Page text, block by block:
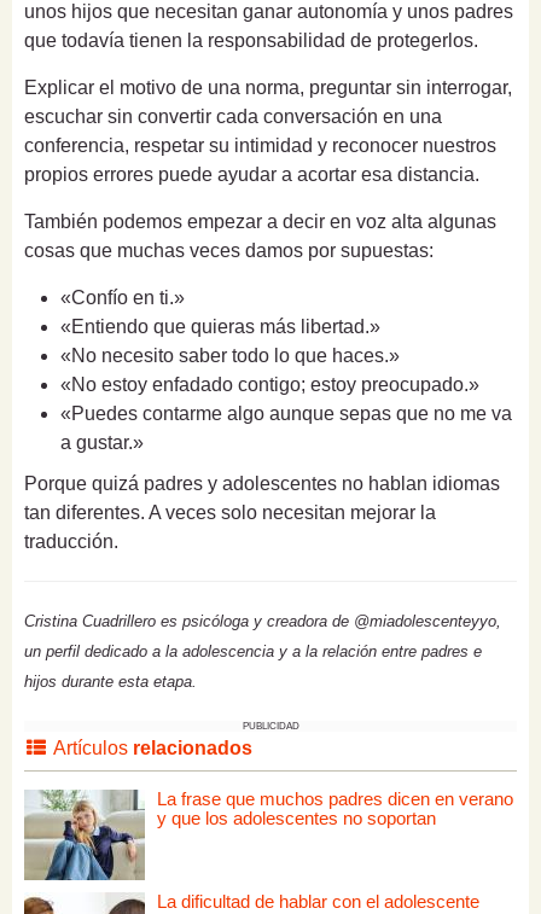
unos hijos que necesitan ganar autonomía y unos padres
que todavía tienen la responsabilidad de protegerlos.
Explicar el motivo de una norma, preguntar sin interrogar,
escuchar sin convertir cada conversación en una
conferencia, respetar su intimidad y reconocer nuestros
propios errores puede ayudar a acortar esa distancia.
También podemos empezar a decir en voz alta algunas
cosas que muchas veces damos por supuestas:
«Confío en ti.»
«Entiendo que quieras más libertad.»
«No necesito saber todo lo que haces.»
«No estoy enfadado contigo; estoy preocupado.»
«Puedes contarme algo aunque sepas que no me va
a gustar.»
Porque quizá padres y adolescentes no hablan idiomas
tan diferentes. A veces solo necesitan mejorar la
traducción.
Cristina Cuadrillero es psicóloga y creadora de @miadolescenteyyo,
un perfil dedicado a la adolescencia y a la relación entre padres e
hijos durante esta etapa.
PUBLICIDAD
Artículos relacionados
La frase que muchos padres dicen en verano
y que los adolescentes no soportan
La dificultad de hablar con el adolescente